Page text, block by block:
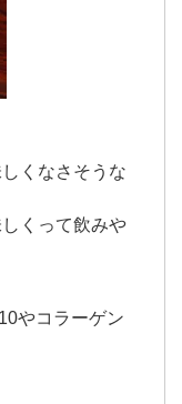
くなさそうな
くって飲みや
やコラーゲン